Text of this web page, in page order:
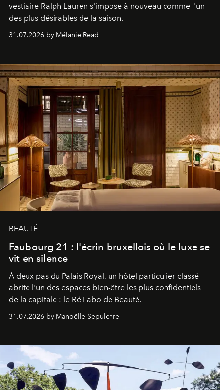
vestiaire Ralph Lauren s'impose à nouveau comme l'un
des plus désirables de la saison.
31.07.2026 by Mélanie Read
BEAUTÉ
Faubourg 21 : l'écrin bruxellois où le luxe se
vit en silence
À deux pas du Palais Royal, un hôtel particulier classé
abrite l'un des espaces bien-être les plus confidentiels
de la capitale : le Ré Labo de Beauté.
31.07.2026 by Manoëlle Sepulchre